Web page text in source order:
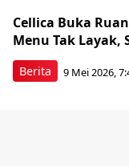
Berita
Cellica Buka
Menu Tak Layak,
9 Mei 2026,